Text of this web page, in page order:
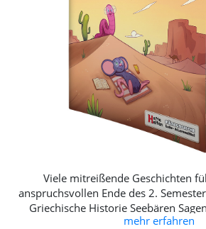
Viele mitreißende Geschichten
anspruchsvollen Ende des 2.
Griechische Historie Seebären
mehr erfahren